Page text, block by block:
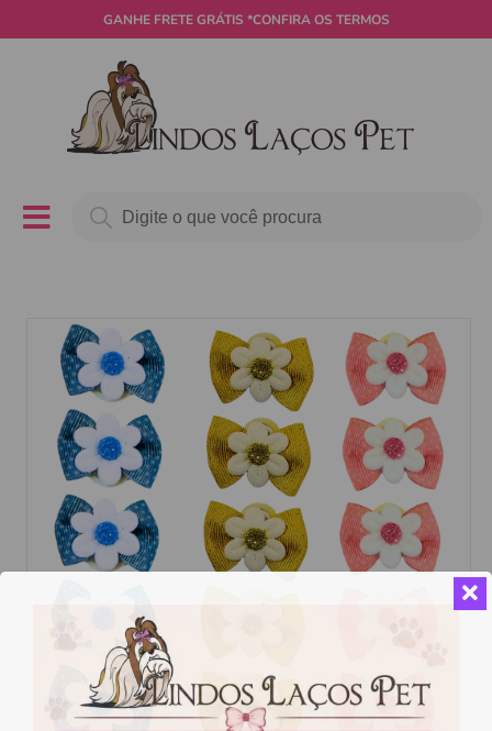
GANHE FRETE GRÁTIS *CONFIRA OS TERMOS